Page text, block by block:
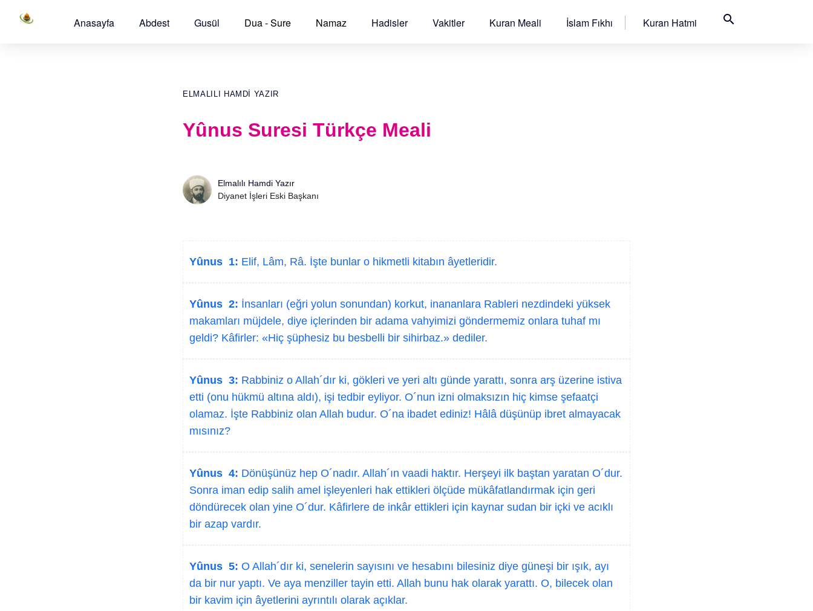
Anasayfa Abdest Gusül Dua - Sure Namaz Hadisler Vakitler Kuran Meali İslam Fıkhı Kuran Hatmi search
ELMALILI HAMDI YAZIR
Yûnus Suresi Türkçe Meali
Elmalılı Hamdi Yazır
Diyanet İşleri Eski Başkanı
Yûnus 1: Elif, Lâm, Râ. İşte bunlar o hikmetli kitabın âyetleridir.
Yûnus 2: İnsanları (eğri yolun sonundan) korkut, inananlara Rableri nezdindeki yüksek
makamları müjdele, diye içlerinden bir adama vahyimizi göndermemiz onlara tuhaf mı
geldi? Kâfirler: «Hiç şüphesiz bu besbelli bir sihirbaz.» dediler.
Yûnus 3: Rabbiniz o Allah´dır ki, gökleri ve yeri altı günde yarattı, sonra arş üzerine istiva
etti (onu hükmü altına aldı), işi tedbir eyliyor. O´nun izni olmaksızın hiç kimse şefaatçi
olamaz. İşte Rabbiniz olan Allah budur. O´na ibadet ediniz! Hâlâ düşünüp ibret almayacak
mısınız?
Yûnus 4: Dönüşünüz hep O´nadır. Allah´ın vaadi haktır. Herşeyi ilk baştan yaratan O´dur.
Sonra iman edip salih amel işleyenleri hak ettikleri ölçüde mükâfatlandırmak için geri
döndürecek olan yine O´dur. Kâfirlere de inkâr ettikleri için kaynar sudan bir içki ve acıklı
bir azap vardır.
Yûnus 5: O Allah´dır ki, senelerin sayısını ve hesabını bilesiniz diye güneşi bir ışık, ayı
da bir nur yaptı. Ve aya menziller tayin etti. Allah bunu hak olarak yarattı. O, bilecek olan
bir kavim için âyetlerini ayrıntılı olarak açıklar.